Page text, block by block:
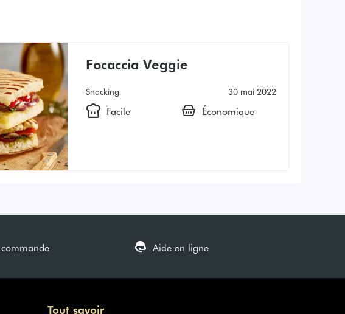
Focaccia Veggie
Snacking 30 mai 2022
Facile Économique
Aide en ligne
Tout savoir